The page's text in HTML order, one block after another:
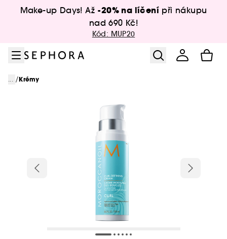
Přejít na hlavní obsah
Make-up Days! Až -20% na líčení při nákupu
nad 690 Kč!
Kód: MUP20
... /Krémy